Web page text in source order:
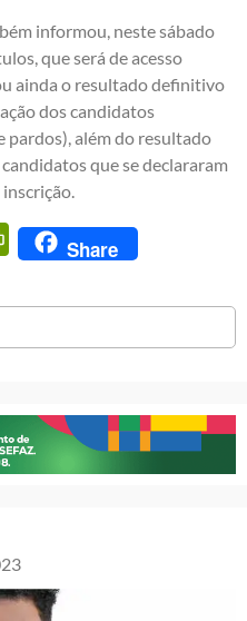
informou, neste sábado
que será de acesso
ainda o resultado definitivo
dos candidatos
pardos), além do resultado
que se declararam
PrintFriendly
Share